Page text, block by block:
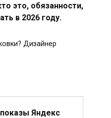
это, обязанности,
в 2026 году.
Дизайнер
Яндекс